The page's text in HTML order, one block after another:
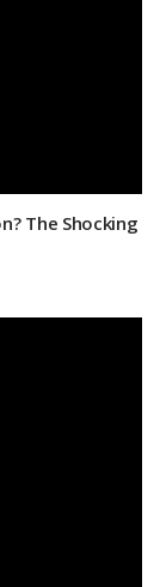
The Shocking